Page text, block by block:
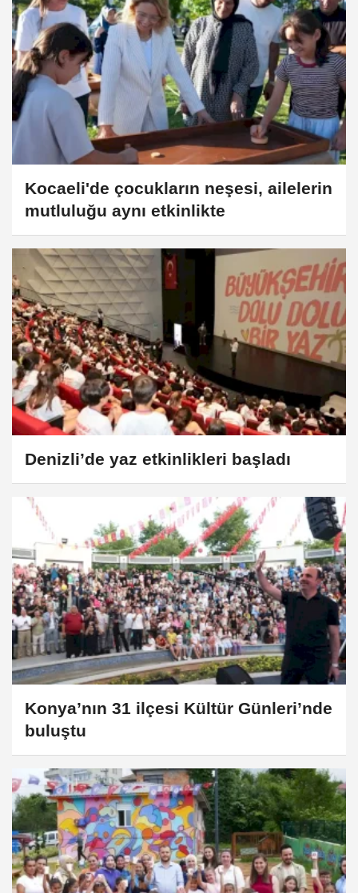
Kocaeli'de çocukların neşesi, ailelerin
mutluluğu aynı etkinlikte
Denizli’de yaz etkinlikleri başladı
Konya’nın 31 ilçesi Kültür Günleri’nde
buluştu